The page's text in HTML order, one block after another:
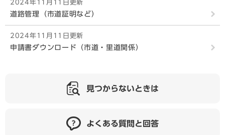
2024年11月11日更新
道路管理（市道証明など）
2024年11月11日更新
申請書ダウンロード（市道・里道関係）
見つからないときは
よくある質問と回答